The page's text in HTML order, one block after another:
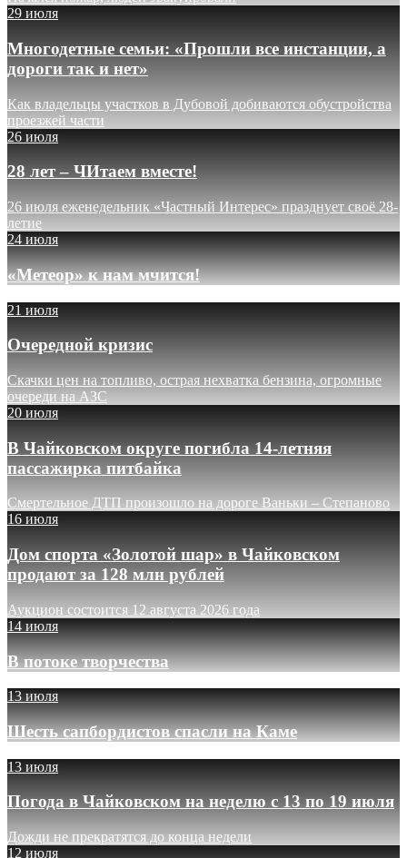
29 июля
Многодетные семьи: «Прошли все инстанции, а
дороги так и нет»
Как владельцы участков в Дубовой добиваются обустройства
проезжей части
26 июля
28 лет – ЧИтаем вместе!
26 июля еженедельник «Частный Интерес» празднует своё 28-
летие
24 июля
«Метеор» к нам мчится!
21 июля
Очередной кризис
Скачки цен на топливо, острая нехватка бензина, огромные
очереди на АЗС
20 июля
В Чайковском округе погибла 14-летняя
пассажирка питбайка
Смертельное ДТП произошло на дороге Ваньки – Степаново
16 июля
Дом спорта «Золотой шар» в Чайковском
продают за 128 млн рублей
Аукцион состоится 12 августа 2026 года
14 июля
В потоке творчества
13 июля
Шесть сапбордистов спасли на Каме
13 июля
Погода в Чайковском на неделю с 13 по 19 июля
Дожди не прекратятся до конца недели
12 июля